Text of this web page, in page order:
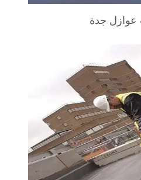
جدة